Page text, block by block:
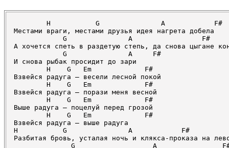
Местами враги, местами друзья идея нагрета добела
G               A                 F#
А хочется спеть в раздетую степь, да снова цыгане
            G               A     F#
И снова рыбак просидит до зари
        H    G   Em             F#
Взвейся радуга – весели лесной покой
        H    G   Em             F#
Взвейся радуга – порази меня весной
        H    G   Em             F#
Выше радуга – поцелуй перед грозой
        H    G   Em             F#
Взвейся радуга – выше радуга
H           G               A            F#
Разбитая бровь, усталая ночь и клякса-проказа на
G                   A